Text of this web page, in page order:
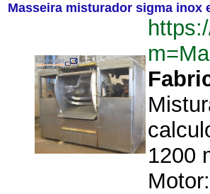
Masseira misturador sigma inox
1200